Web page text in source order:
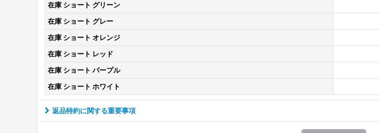
在庫 ショート グリーン
在庫 ショート グレー
在庫 ショート オレンジ
在庫 ショート レッド
在庫 ショート パープル
在庫 ショート ホワイト
返品特約に関する重要事項